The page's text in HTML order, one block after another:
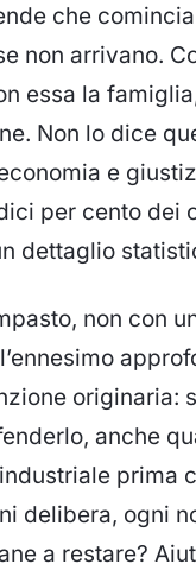
che
non arrivano.
essa la
Non lo dice
e
per cento dei
dettaglio
non con
originaria:
anche
prima
delibera, ogni
a restare?